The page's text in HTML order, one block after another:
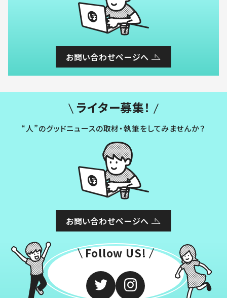
お問い合わせページへ
ライター募集！
“人”のグッドニュースの取材・執筆をしてみませんか？
お問い合わせページへ
Follow US!